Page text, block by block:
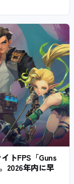
トFPS「Guns
2026年内に早